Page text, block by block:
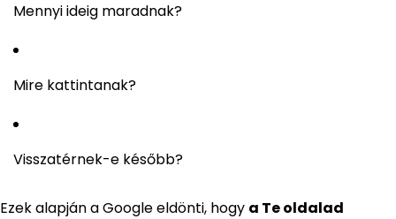
Mennyi ideig maradnak?
Mire kattintanak?
Visszatérnek-e később?
Ezek alapján a Google eldönti, hogy a Te oldalad